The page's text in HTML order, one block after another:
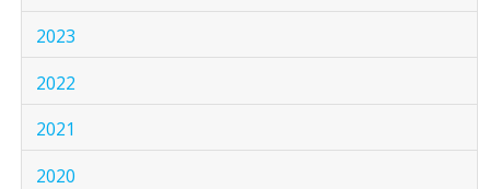
2023
2022
2021
2020